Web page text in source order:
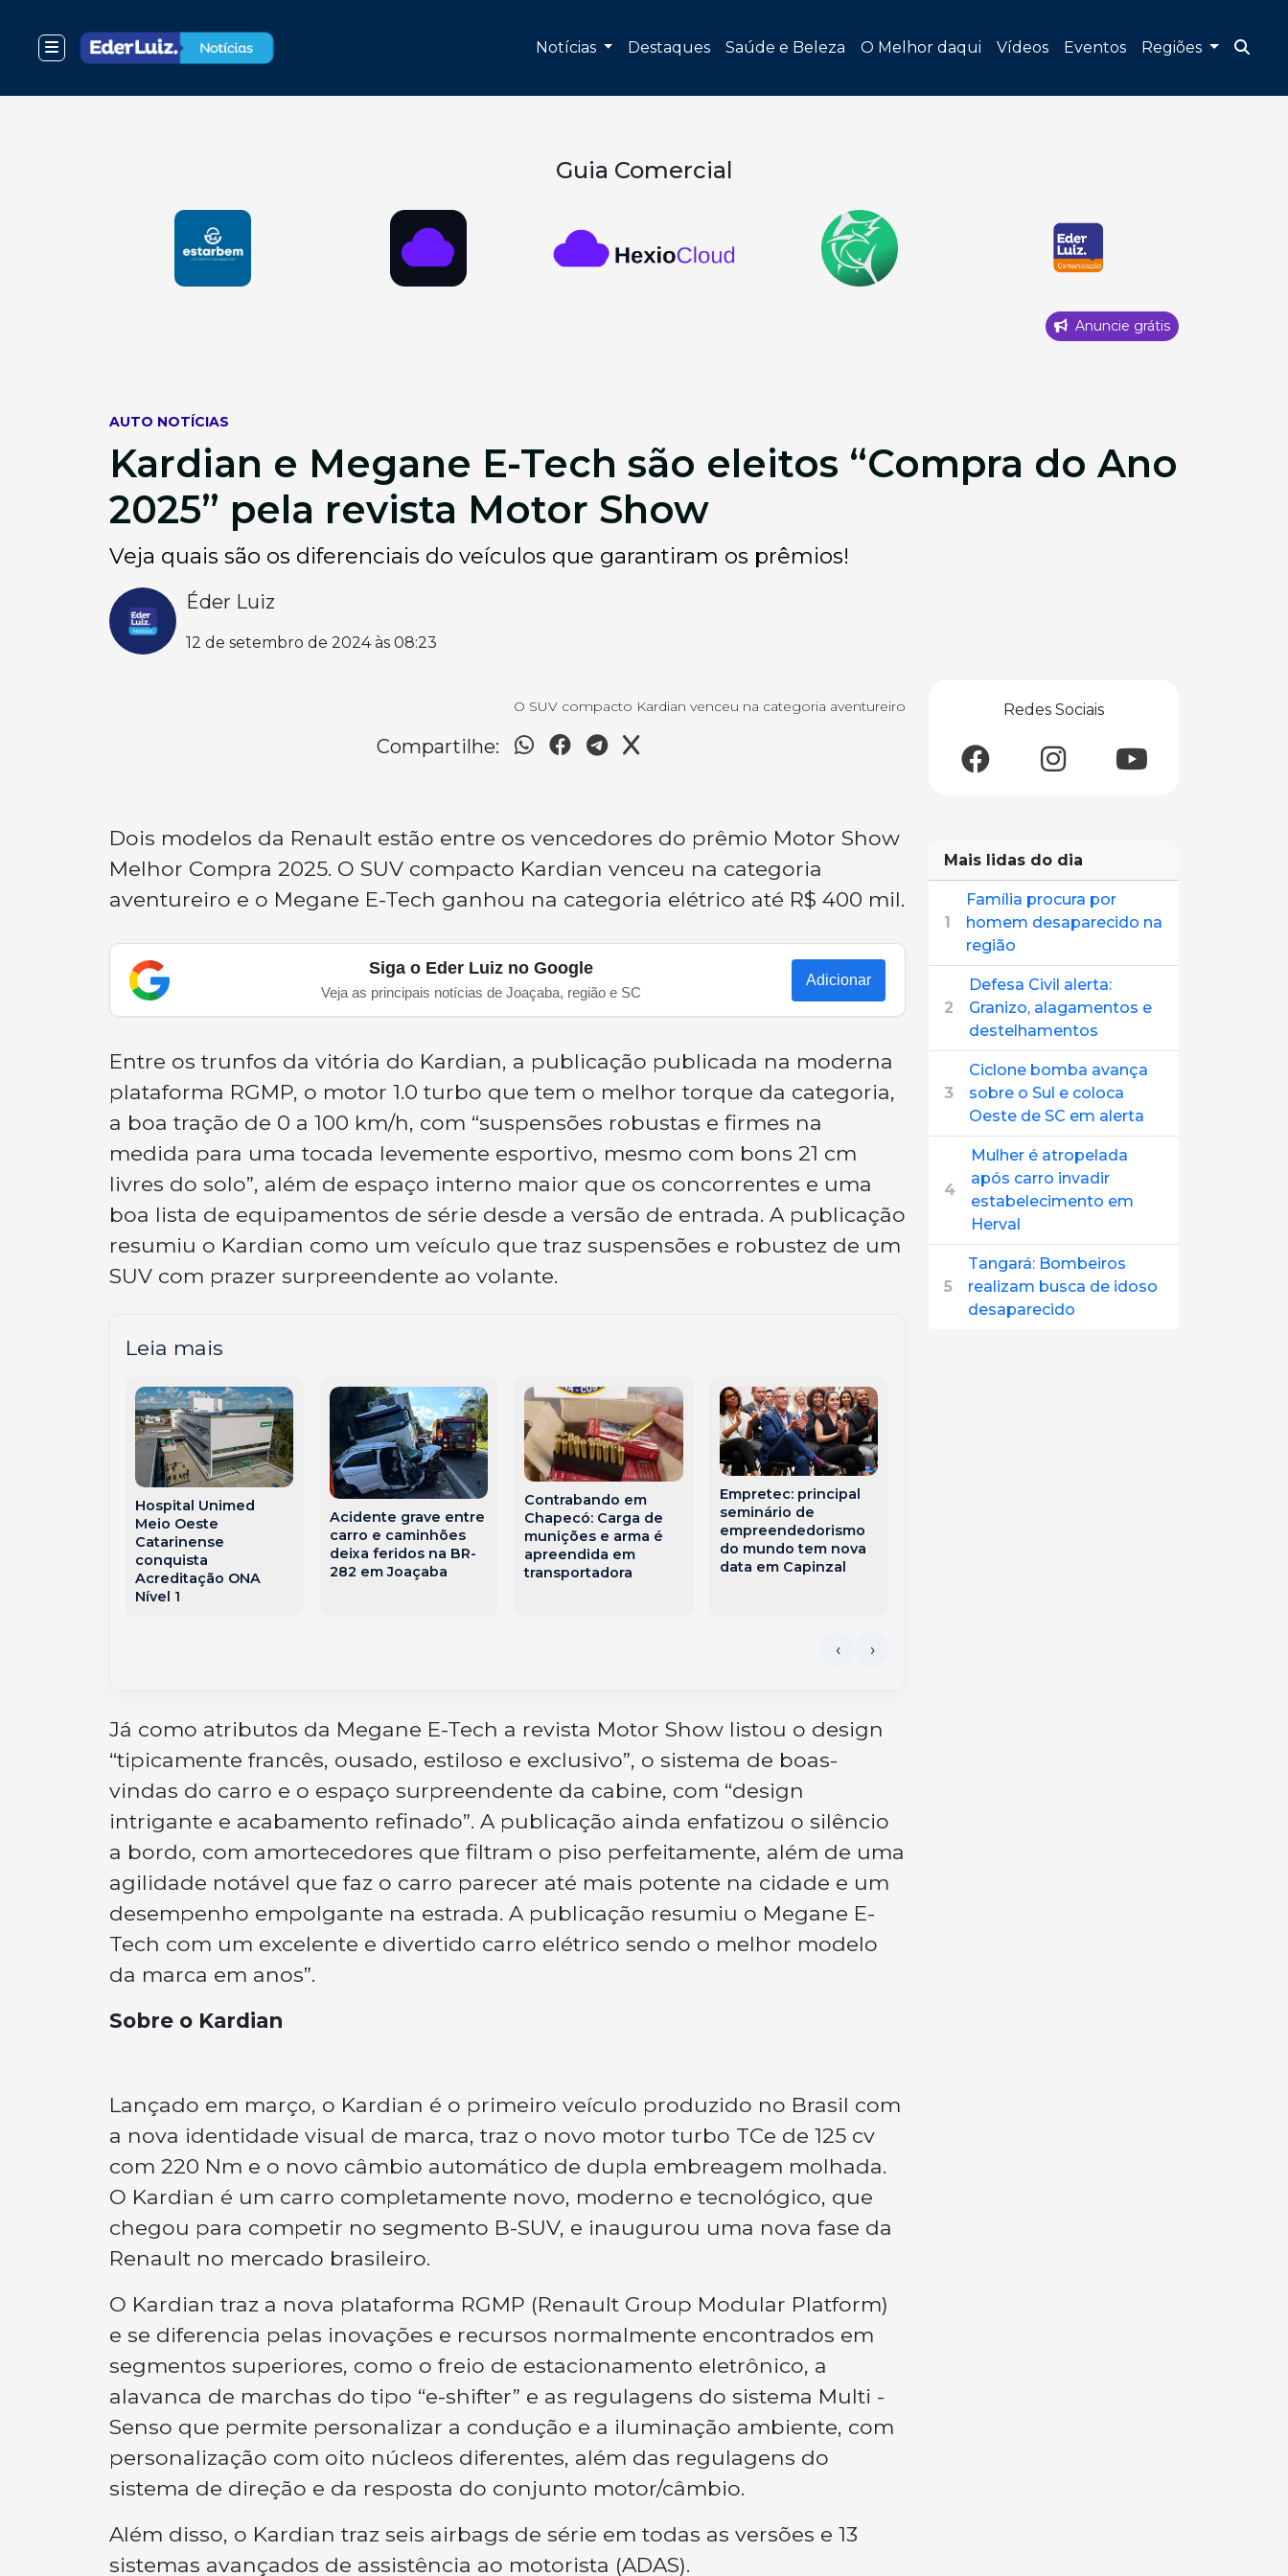
Notícias Destaques Saúde e Beleza O Melhor daqui Vídeos Eventos Regiões
Guia Comercial
Anuncie grátis
AUTO NOTÍCIAS
Kardian e Megane E-Tech são eleitos “Compra do Ano
2025” pela revista Motor Show
Veja quais são os diferenciais do veículos que garantiram os prêmios!
Éder Luiz
12 de setembro de 2024 às 08:23
O SUV compacto Kardian venceu na categoria aventureiro
Compartilhe:
Dois modelos da Renault estão entre os vencedores do prêmio Motor Show
Melhor Compra 2025. O SUV compacto Kardian venceu na categoria
aventureiro e o Megane E-Tech ganhou na categoria elétrico até R$ 400 mil.
Siga o Eder Luiz no Google
Veja as principais notícias de Joaçaba, região e SC
Adicionar
Entre os trunfos da vitória do Kardian, a publicação publicada na moderna
plataforma RGMP, o motor 1.0 turbo que tem o melhor torque da categoria,
a boa tração de 0 a 100 km/h, com “suspensões robustas e firmes na
medida para uma tocada levemente esportivo, mesmo com bons 21 cm
livres do solo”, além de espaço interno maior que os concorrentes e uma
boa lista de equipamentos de série desde a versão de entrada. A publicação
resumiu o Kardian como um veículo que traz suspensões e robustez de um
SUV com prazer surpreendente ao volante.
Leia mais
Hospital Unimed
Meio Oeste
Catarinense
conquista
Acreditação ONA
Nível 1
Acidente grave entre
carro e caminhões
deixa feridos na BR-
282 em Joaçaba
Contrabando em
Chapecó: Carga de
munições e arma é
apreendida em
transportadora
Empretec: principal
seminário de
empreendedorismo
do mundo tem nova
data em Capinzal
Já como atributos da Megane E-Tech a revista Motor Show listou o design
“tipicamente francês, ousado, estiloso e exclusivo”, o sistema de boas-
vindas do carro e o espaço surpreendente da cabine, com “design
intrigante e acabamento refinado”. A publicação ainda enfatizou o silêncio
a bordo, com amortecedores que filtram o piso perfeitamente, além de uma
agilidade notável que faz o carro parecer até mais potente na cidade e um
desempenho empolgante na estrada. A publicação resumiu o Megane E-
Tech com um excelente e divertido carro elétrico sendo o melhor modelo
da marca em anos”.
Sobre o Kardian
Lançado em março, o Kardian é o primeiro veículo produzido no Brasil com
a nova identidade visual de marca, traz o novo motor turbo TCe de 125 cv
com 220 Nm e o novo câmbio automático de dupla embreagem molhada.
O Kardian é um carro completamente novo, moderno e tecnológico, que
chegou para competir no segmento B-SUV, e inaugurou uma nova fase da
Renault no mercado brasileiro.
O Kardian traz a nova plataforma RGMP (Renault Group Modular Platform)
e se diferencia pelas inovações e recursos normalmente encontrados em
segmentos superiores, como o freio de estacionamento eletrônico, a
alavanca de marchas do tipo “e-shifter” e as regulagens do sistema Multi -
Senso que permite personalizar a condução e a iluminação ambiente, com
personalização com oito núcleos diferentes, além das regulagens do
sistema de direção e da resposta do conjunto motor/câmbio.
Além disso, o Kardian traz seis airbags de série em todas as versões e 13
sistemas avançados de assistência ao motorista (ADAS).
Redes Sociais
Mais lidas do dia
1
Família procura por
homem desaparecido na
região
2
Defesa Civil alerta:
Granizo, alagamentos e
destelhamentos
3
Ciclone bomba avança
sobre o Sul e coloca
Oeste de SC em alerta
4
Mulher é atropelada
após carro invadir
estabelecimento em
Herval
5
Tangará: Bombeiros
realizam busca de idoso
desaparecido